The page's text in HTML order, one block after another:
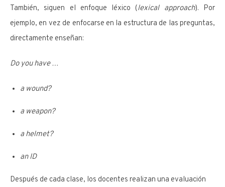
También, siguen el enfoque léxico (lexical approach). Por
ejemplo, en vez de enfocarse en la estructura de las preguntas,
directamente enseñan:
Do you have …
a wound?
a weapon?
a helmet?
an ID
Después de cada clase, los docentes realizan una evaluación